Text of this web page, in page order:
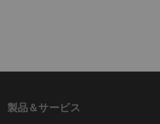
製品＆サービス